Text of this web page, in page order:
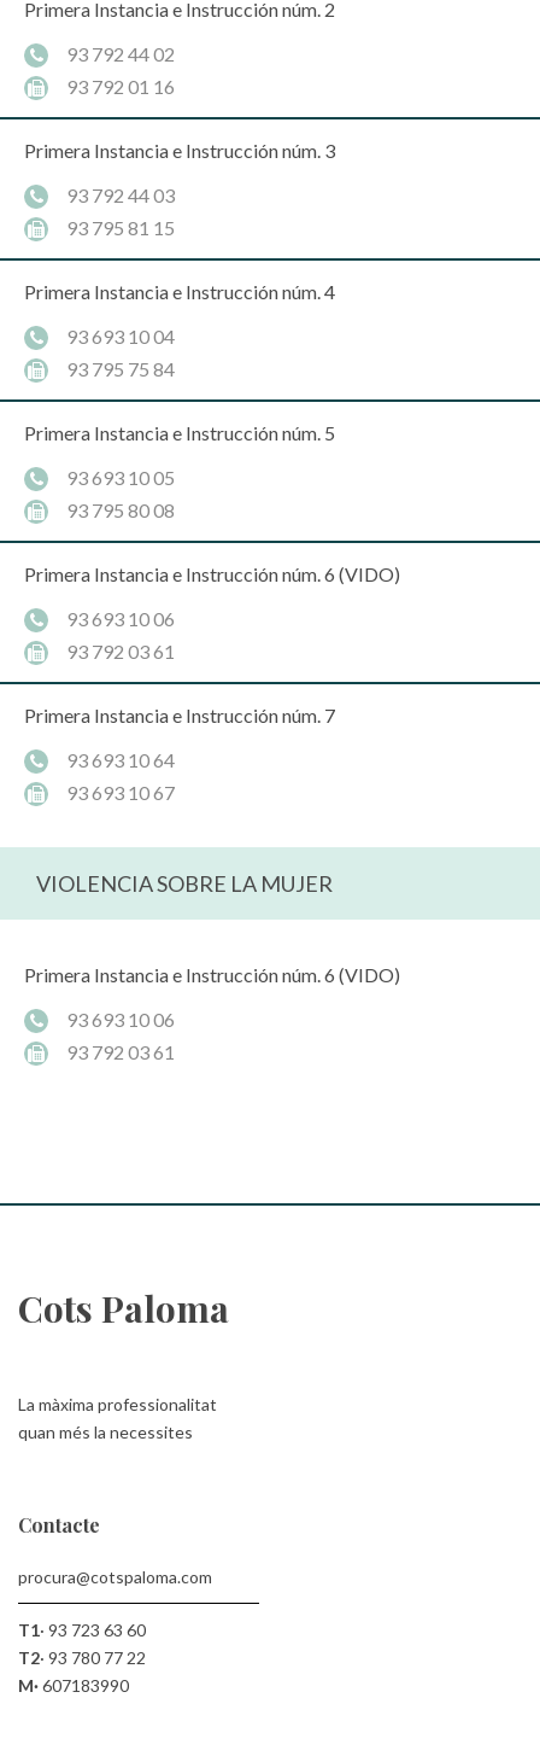
Primera Instancia e Instrucción núm. 2
93 792 44 02
93 792 01 16
Primera Instancia e Instrucción núm. 3
93 792 44 03
93 795 81 15
Primera Instancia e Instrucción núm. 4
93 693 10 04
93 795 75 84
Primera Instancia e Instrucción núm. 5
93 693 10 05
93 795 80 08
Primera Instancia e Instrucción núm. 6 (VIDO)
93 693 10 06
93 792 03 61
Primera Instancia e Instrucción núm. 7
93 693 10 64
93 693 10 67
VIOLENCIA SOBRE LA MUJER
Primera Instancia e Instrucción núm. 6 (VIDO)
93 693 10 06
93 792 03 61
Cots Paloma
La màxima professionalitat
quan més la necessites
Contacte
procura@cotspaloma.com
T1· 93 723 63 60
T2· 93 780 77 22
M·607183990